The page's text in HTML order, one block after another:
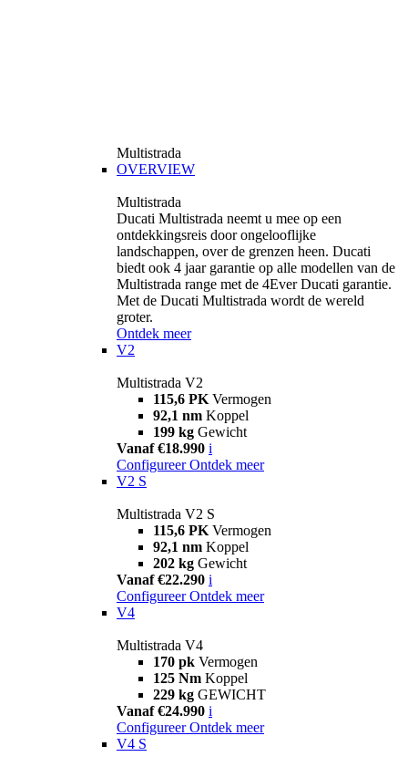
Multistrada
OVERVIEW
Multistrada
Ducati Multistrada neemt u mee op een
ontdekkingsreis door ongelooflijke
landschappen, over de grenzen heen. Ducati
biedt ook 4 jaar garantie op alle modellen van de
Multistrada range met de 4Ever Ducati garantie.
Met de Ducati Multistrada wordt de wereld
groter.
Ontdek meer
V2
Multistrada V2
115,6 PK Vermogen
92,1 nm Koppel
199 kg Gewicht
Vanaf €18.990 i
Configureer Ontdek meer
V2 S
Multistrada V2 S
115,6 PK Vermogen
92,1 nm Koppel
202 kg Gewicht
Vanaf €22.290 i
Configureer Ontdek meer
V4
Multistrada V4
170 pk Vermogen
125 Nm Koppel
229 kg GEWICHT
Vanaf €24.990 i
Configureer Ontdek meer
V4 S